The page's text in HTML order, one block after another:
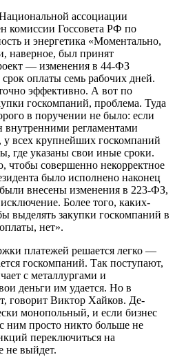
ассоциации
комиссии Госсовета РФ по
и энергетика «Моментально,
наверное, был принят
— изменения в 44-ФЗ
оплаты семь рабочих дней.
эффективно. А вот по
госкомпаний, проблема. Туда
в поручении не было: если
внутренними регламентами
у всех крупнейших госкомпаний
где указаны свои иные сроки.
чтобы совершенно некорректное
было исполнено наконец
внесены изменения в 223-ФЗ,
Более того, каких-
выделять закупки госкомпаний в
нет».
платежей решается легко —
госкомпаний. Так поступают,
с металлургами и
деньги им удается. Но в
говорит Виктор Хайков. Де-
монопольный, и если бизнес
ним просто никто больше не
переключиться на
не выйдет.